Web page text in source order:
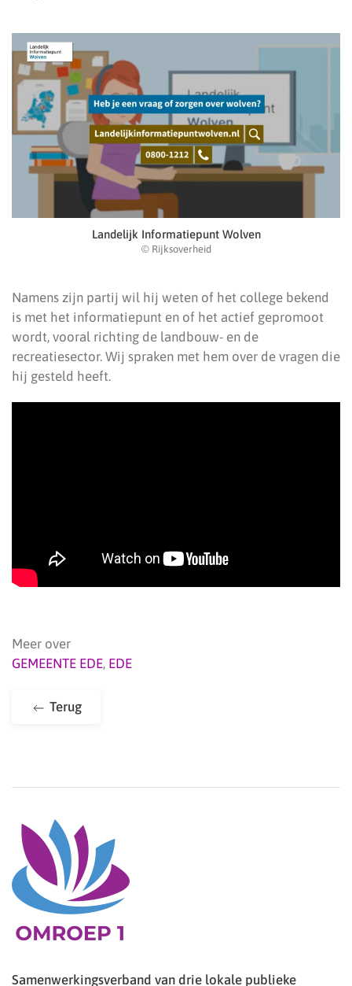
Landelijk Informatiepunt Wolven
© Rijksoverheid
Namens zijn partij wil hij weten of het college bekend
is met het informatiepunt en of het actief gepromoot
wordt, vooral richting de landbouw- en de
recreatiesector. Wij spraken met hem over de vragen die
hij gesteld heeft.
Meer over
GEMEENTE EDE, EDE
Terug
Samenwerkingsverband van drie lokale publieke